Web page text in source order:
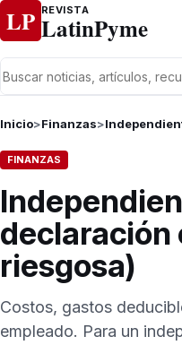
Ir al contenido
LP REVISTA
LatinPyme
Inicio>Finanzas>
FINANZAS
declaración
riesgosa)
Costos, gastos
empleado. Para un